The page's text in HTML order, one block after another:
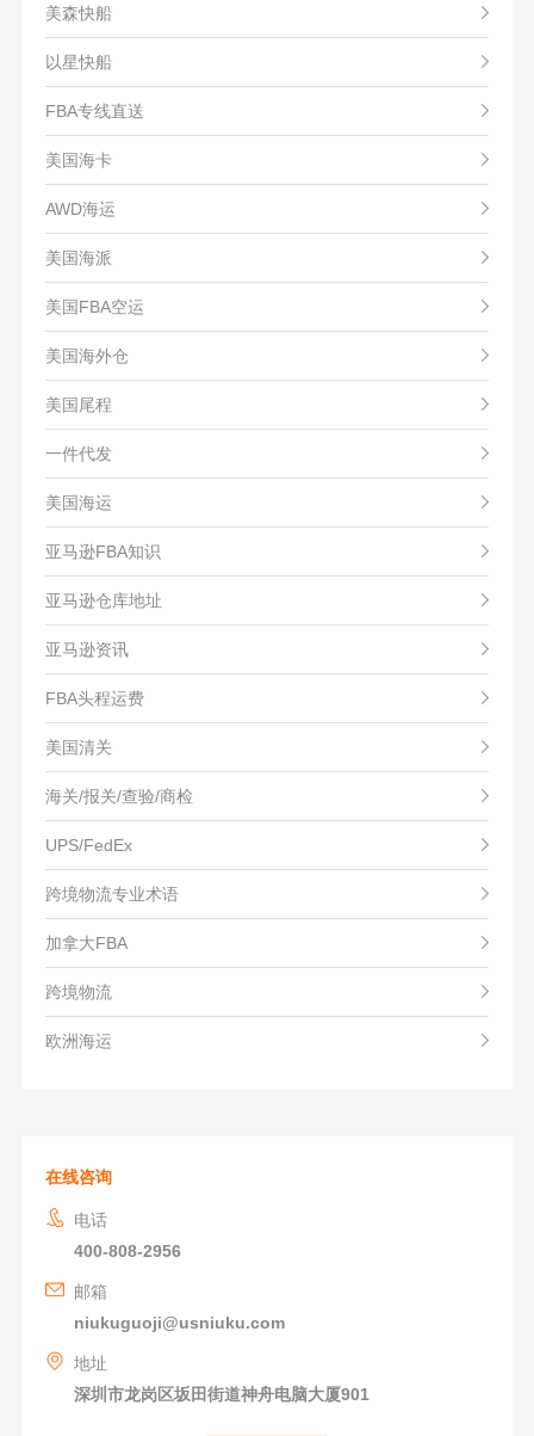
美森快船
以星快船
FBA专线直送
美国海卡
AWD海运
美国海派
美国FBA空运
美国海外仓
美国尾程
一件代发
美国海运
亚马逊FBA知识
亚马逊仓库地址
亚马逊资讯
FBA头程运费
美国清关
海关/报关/查验/商检
UPS/FedEx
跨境物流专业术语
加拿大FBA
跨境物流
欧洲海运
在线咨询
电话
400-808-2956
邮箱
niukuguoji@usniuku.com
地址
深圳市龙岗区坂田街道神舟电脑大厦901